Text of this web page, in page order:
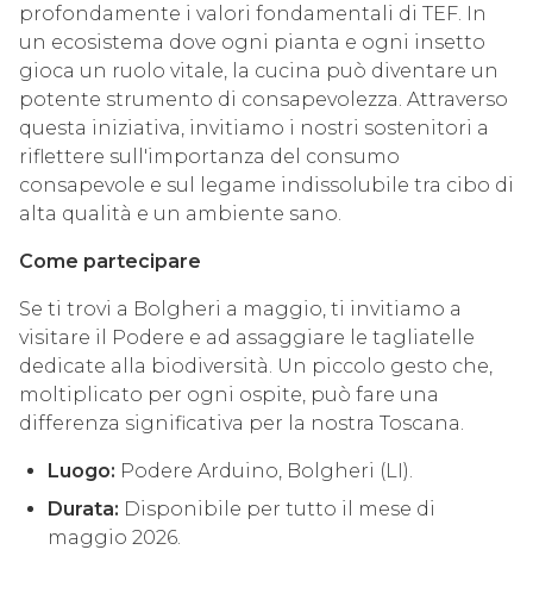
profondamente i valori fondamentali di TEF. In
un ecosistema dove ogni pianta e ogni insetto
gioca un ruolo vitale, la cucina può diventare un
potente strumento di consapevolezza. Attraverso
questa iniziativa, invitiamo i nostri sostenitori a
riflettere sull'importanza del consumo
consapevole e sul legame indissolubile tra cibo di
alta qualità e un ambiente sano.
Come partecipare
Se ti trovi a Bolgheri a maggio, ti invitiamo a
visitare il Podere e ad assaggiare le tagliatelle
dedicate alla biodiversità. Un piccolo gesto che,
moltiplicato per ogni ospite, può fare una
differenza significativa per la nostra Toscana.
Luogo: Podere Arduino, Bolgheri (LI).
Durata: Disponibile per tutto il mese di
maggio 2026.